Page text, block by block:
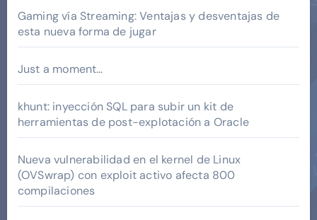
Gaming vía Streaming: Ventajas y desventajas de
esta nueva forma de jugar
Just a moment…
khunt: inyección SQL para subir un kit de
herramientas de post-explotación a Oracle
Nueva vulnerabilidad en el kernel de Linux
(OVSwrap) con exploit activo afecta 800
compilaciones